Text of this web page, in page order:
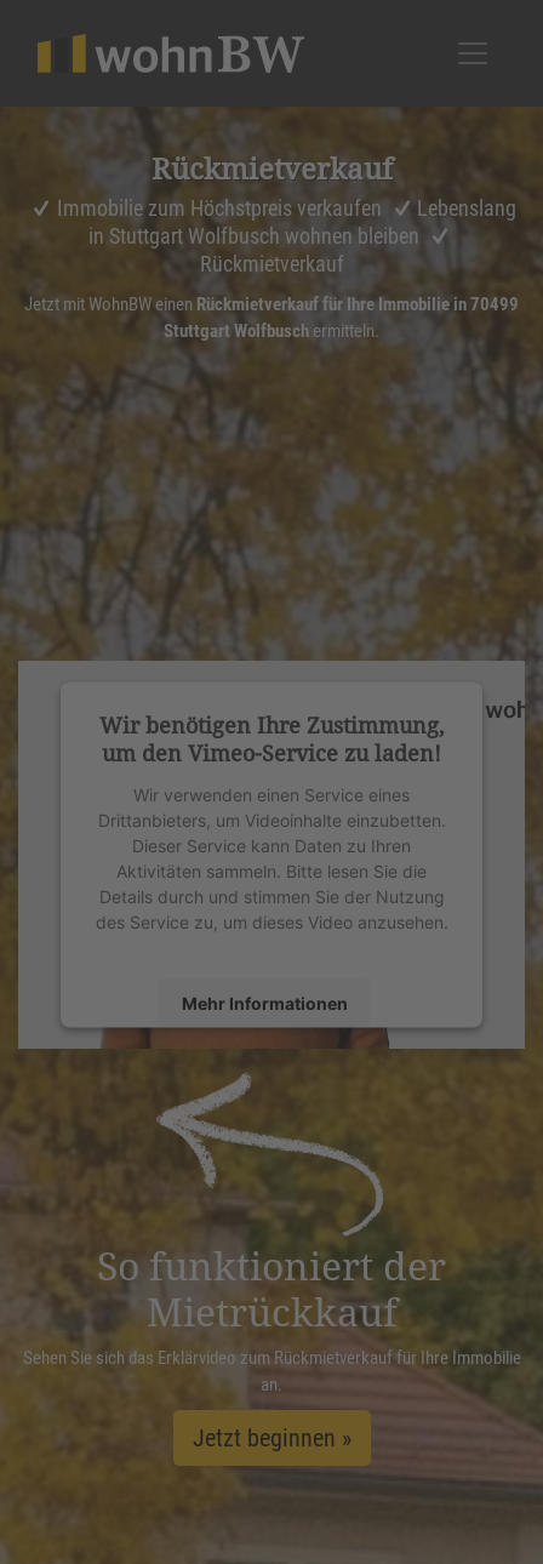
Rückmiet­ver­kauf
Immobilie zum Höchstpreis verkaufen
Lebenslang
in Stuttgart Wolfbusch wohnen bleiben
Rückmietverkauf
Jetzt mit WohnBW einen Rückmietverkauf für Ihre Immobilie in 70499
Stuttgart Wolfbusch ermitteln.
Wir benötigen Ihre Zustimmung,
um den Vimeo-Service zu laden!
Wir verwenden einen Service eines
Drittanbieters, um Videoinhalte einzubetten.
Dieser Service kann Daten zu Ihren
Aktivitäten sammeln. Bitte lesen Sie die
Details durch und stimmen Sie der Nutzung
des Service zu, um dieses Video anzusehen.
Mehr Informationen
powered by
Management Platform
So funktioniert der
Mietrückkauf
Sehen Sie sich das Erklärvideo zum Rückmietverkauf für Ihre Immobilie
an.
Jetzt beginnen »